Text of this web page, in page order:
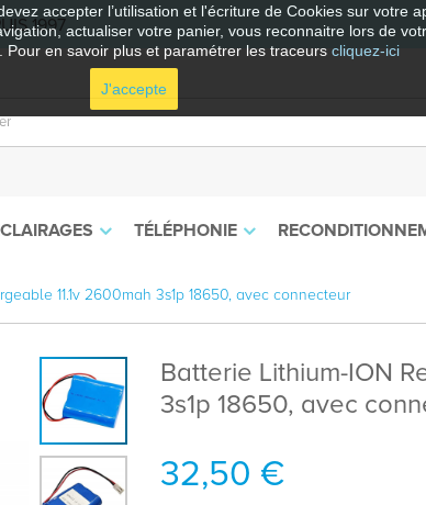
accepter l’utilisation et l'écriture de Cookies sur votre
actualiser votre panier, vous reconnaitre lors de
Pour en savoir plus et paramétrer les traceurs cliquez-ici
J'accepte
1997
TÉLÉPHONIE
11.1v 2600mah 3s1p 18650, avec connecteur
Batterie Lithium-ION
3s1p 18650, avec
32,50 €